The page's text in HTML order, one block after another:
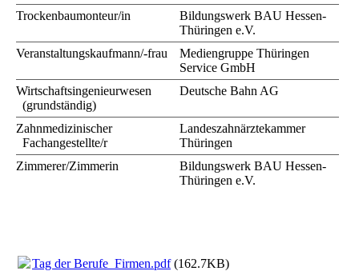
Trockenbaumonteur/in
Bildungswerk BAU Hessen-
Thüringen e.V.
Veranstaltungskaufmann/-frau
Mediengruppe Thüringen
Service GmbH
Wirtschaftsingenieurwesen
(grundständig)
Deutsche Bahn AG
Zahnmedizinischer
Fachangestellte/r
Landeszahnärztekammer
Thüringen
Zimmerer/Zimmerin
Bildungswerk BAU Hessen-
Thüringen e.V.
Tag der Berufe_Firmen.pdf(162.7KB)